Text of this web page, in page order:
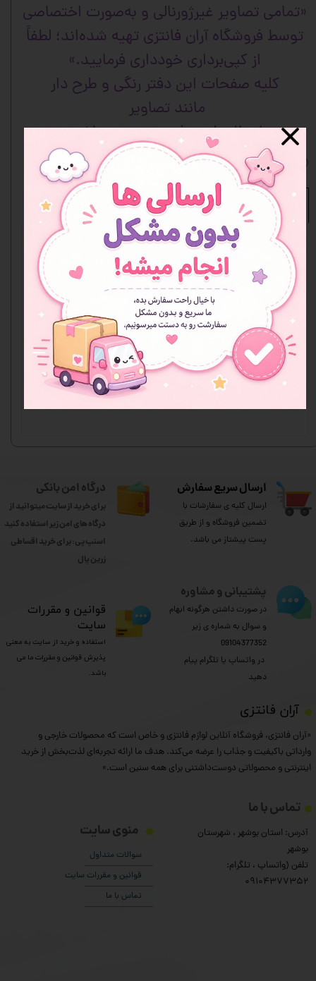
«تمامی تصاویر غیرژورنالی و به‌صورت اختصاصی
توسط فروشگاه آران فانتزی تهیه شده‌اند؛ لطفاً
از کپی‌برداری خودداری فرمایید.»
کلیه صفحات این دفتر رنگی و طرح دار
مانند تصاویر
ارسال طرح دفتر رندوم می باشد.
افزودن به علاقه مندی ها
نظرات
هنوز نظری ثبت نشده
اولین نفری باشید که نظر می‌دهید
ثبت نظر
ارسال سریع سفارش
ارسال کلیه ی سفارشات با
تضمین فروشگاه و از طریق
پست پیشتاز می باشد.
​آران فانتزی
«آران فانتزی، فروشگاه آنلاین لوازم فانتزی و خاص است که محصولات خارجی و
وارداتی باکیفیت و جذاب را عرضه می‌کند. هدف ما ارائه تجربه‌ای لذت‌بخش از خرید
اینترنتی و محصولاتی دوست‌داشتنی برای همه سنین است.»
منوی سایت
سوالات متداول
قوانین و مقررات سایت
تماس با ما
تماس با ما
آدرس: استان بوشهر ، شهرستان
بوشهر
تلفن (واتساپ ، تلگرام:
۰9104377352
درگاه امن بانکی
برای خرید از سایت میتوانید از
درگاه های امن زیر استفاده کنید
اسنپ پی: برای خرید اقساطی
​​​​​​​زرین پال
پشتیبانی و مشاوره
در صورت داشتن هرگونه ابهام
و سوال به شماره ی زیر
09104377352
​​​​​​​ در واتساپ یا تلگرام پیام
دهید
​قوانین و مقررات
سایت
استفاده و خرید از سایت به معنی
پذیرش قوانین و مقررات ما می
باشد.